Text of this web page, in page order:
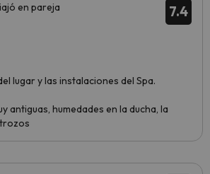
7.4
en pareja
lugar y las instalaciones del Spa.
antiguas, humedades en la ducha, la